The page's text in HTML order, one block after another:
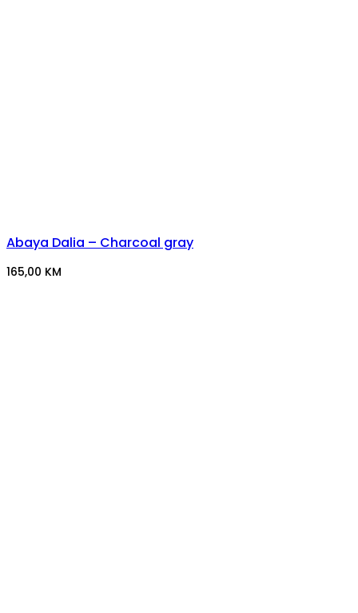
Abaya Dalia – Charcoal gray
165,00 KM